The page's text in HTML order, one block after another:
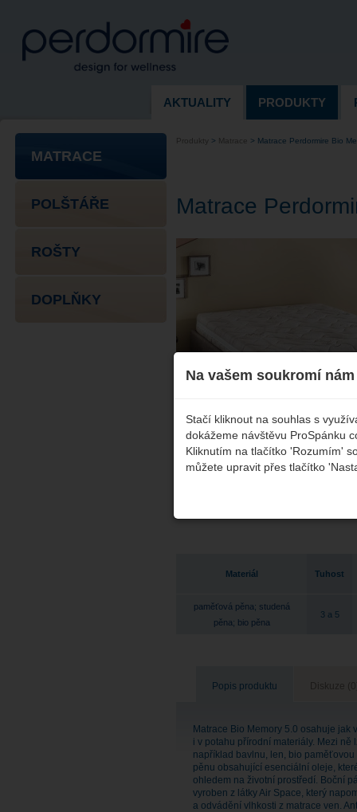
Na vašem soukromí
Stačí kliknout na souhlas s
dokážeme návštěvu ProSpánku
Kliknutím na tlačítko 'Rozumím'
můžete upravit přes tlačítko
AKTUALITY PRODUKTY
MATRACE
POLŠTÁŘE
ROŠTY
DOPLŇKY
Produkty > Matrace > Matrace Perdormire Bio
Matrace
Materiál Tuhost
paměťová pěna; studená
pěna; bio pěna
3 a 5
Popis produktu
Matrace Bio Memory 5.0 osahuje jak
i v potahu přírodní materiály. Mezi ně
například bavlnu, len, bio
pěnu obsahující esenciální oleje,
ohledem na životní prostředí. Boční
vyroben z látky Air Space, který
a odvádění vlhkosti z matrace ven.